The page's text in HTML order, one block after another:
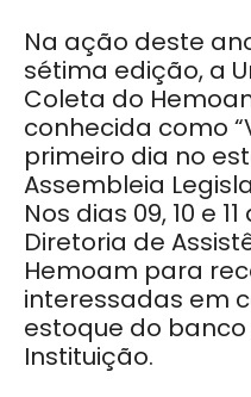
Na ação deste
sétima edição, a
Coleta do
conhecida como
primeiro dia no
Assembleia
Nos dias 09, 10 e
Diretoria de
Hemoam para
interessadas em
estoque do
Instituição.